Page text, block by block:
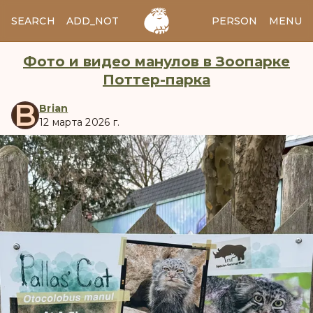
SEARCH ADD_NOTES ADD_IMAGE PERSON MENU
Фото и видео манулов в Зоопарке
Поттер-парка
B Brian
12 марта 2026 г.
manul